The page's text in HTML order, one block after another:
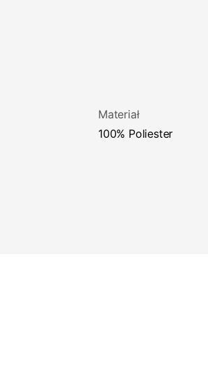
Materiał
100% Poliester